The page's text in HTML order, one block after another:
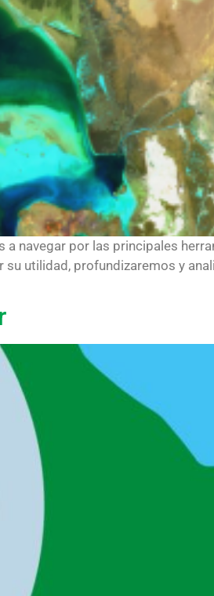
navegar por las principales
utilidad, profundizaremos y